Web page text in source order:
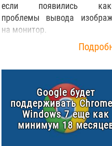
если появились
проблемы вывода
на монитор.
Google будет
поддерживать
Windows 7 еще как
минимум 18